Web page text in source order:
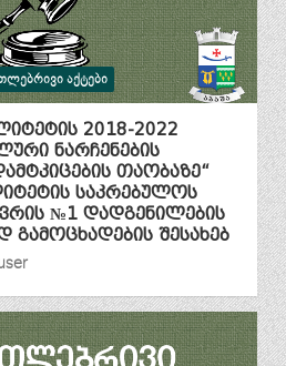
ᲐᲥᲢᲔᲑᲘ
2018-2022
ნარჩენების
თაობაზე“
საკრებულოს
№1 დადგენილების
შესახებ